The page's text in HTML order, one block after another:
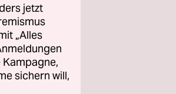
jetzt
„Alles
Kampagne,
sichern will,